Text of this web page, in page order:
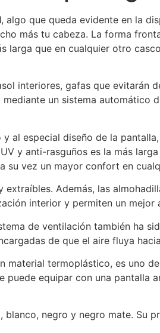
algo que queda evidente en la
más tu cabeza. La forma
larga que en cualquier otro
interiores, gafas que evitarán
un sistema
al especial diseño de la
y anti-rasguños es la más
vez un mayor confort en
Además, las
interior y permiten un mejor
de ventilación también ha
de que el aire fluya
material termoplástico, es uno
puede equipar con una pantalla
negro y negro mate. Su